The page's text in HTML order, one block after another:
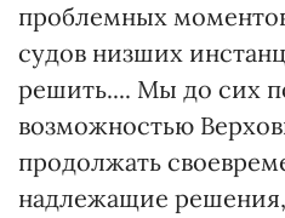
проблемных
судов низших
решить.... Мы до сих
возможностью
продолжать
надлежащие